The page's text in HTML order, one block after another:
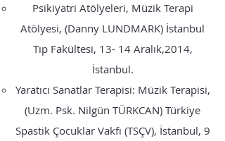
Psikiyatri Atölyeleri, Müzik Terapi
Atölyesi, (Danny LUNDMARK) İstanbul
Tıp Fakültesi, 13- 14 Aralık,2014,
İstanbul.
Yaratıcı Sanatlar Terapisi: Müzik Terapisi,
(Uzm. Psk. Nilgün TÜRKCAN) Türkiye
Spastik Çocuklar Vakfı (TSÇV), İstanbul, 9